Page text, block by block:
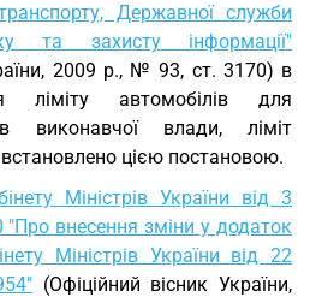
Державної служби
та захисту інформації"
2009 р., № 93, ст. 3170) в
ліміту автомобілів для
виконавчої влади, ліміт
цією постановою.
Міністрів України від 3
внесення зміни у додаток
Міністрів України від 22
(Офіційний вісник України,